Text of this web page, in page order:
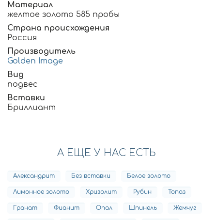
Материал
желтое золото 585 пробы
Страна происхождения
Россия
Производитель
Golden Image
Вид
подвес
Вставки
Бриллиант
А ЕЩЕ У НАС ЕСТЬ
Александрит Без вставки Белое золото
Лимонное золото Хризолит Рубин Топаз
Гранат Фианит Опал Шпинель Жемчуг